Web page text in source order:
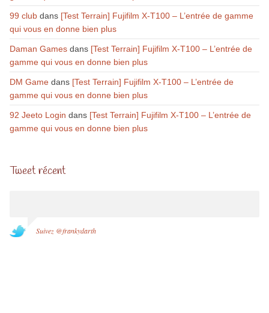
99 clubdans [Test Terrain] Fujifilm X-T100 – L’entrée de gamme
qui vous en donne bien plus
Daman Gamesdans [Test Terrain] Fujifilm X-T100 – L’entrée de
gamme qui vous en donne bien plus
DM Gamedans [Test Terrain] Fujifilm X-T100 – L’entrée de
gamme qui vous en donne bien plus
92 Jeeto Login dans [Test Terrain] Fujifilm X-T100 – L’entrée de
gamme qui vous en donne bien plus
Tweet récent
Suivez @frankydarth